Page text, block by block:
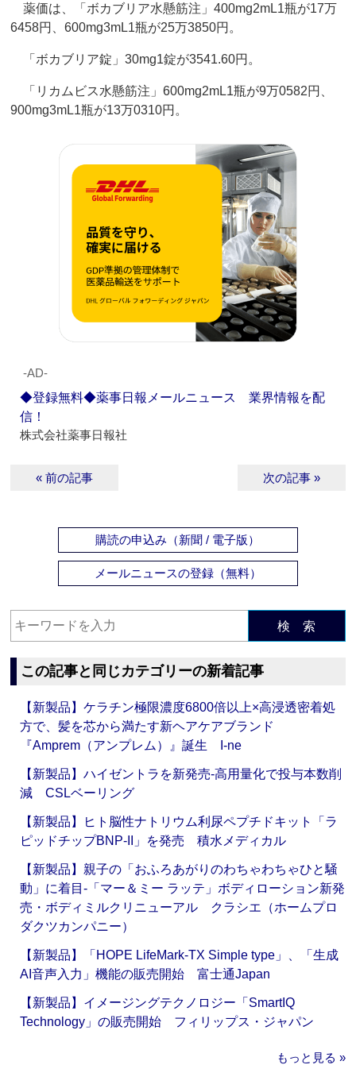
薬価は、「ボカブリア水懸筋注」400mg2mL1瓶が17万
6458円、600mg3mL1瓶が25万3850円。
「ボカブリア錠」30mg1錠が3541.60円。
「リカムビス水懸筋注」600mg2mL1瓶が9万0582円、
900mg3mL1瓶が13万0310円。
‐AD‐
◆登録無料◆薬事日報メールニュース 業界情報を配
信！
株式会社薬事日報社
« 前の記事 次の記事 »
購読の申込み（新聞 / 電子版）
メールニュースの登録（無料）
検 索
この記事と同じカテゴリーの新着記事
【新製品】ケラチン極限濃度6800倍以上×高浸透密着処
方で、髪を芯から満たす新ヘアケアブランド
『Amprem（アンプレム）』誕生 I-ne
【新製品】ハイゼントラを新発売‐高用量化で投与本数削
減 CSLベーリング
【新製品】ヒト脳性ナトリウム利尿ペプチドキット「ラ
ピッドチップBNP-II」を発売 積水メディカル
【新製品】親子の「おふろあがりのわちゃわちゃひと騒
動」に着目‐「マー＆ミー ラッテ」ボディローション新発
売・ボディミルクリニューアル クラシエ（ホームプロ
ダクツカンパニー）
【新製品】「HOPE LifeMark-TX Simple type」、「生成
AI音声入力」機能の販売開始 富士通Japan
【新製品】イメージングテクノロジー「SmartIQ
Technology」の販売開始 フィリップス・ジャパン
もっと見る »